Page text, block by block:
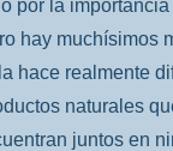
por la
hay muchísimos
hace realmente
naturales
juntos en